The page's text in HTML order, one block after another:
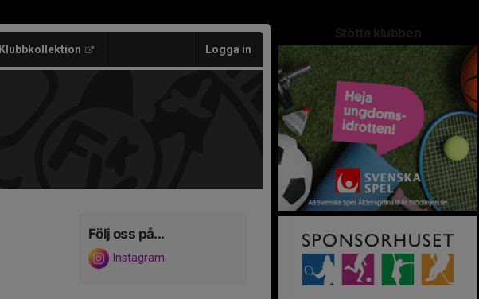
Klubbkollektion Logga in
Följ oss på...
Instagram
Stötta klubben